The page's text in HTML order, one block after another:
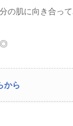
の肌に向き合って
◎
から